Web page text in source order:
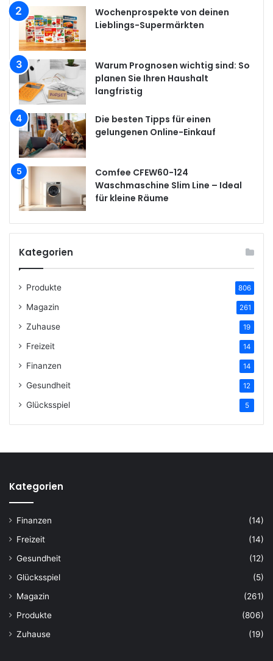
Wochenprospekte von deinen
Lieblings-Supermärkten
Warum Prognosen wichtig sind: So
planen Sie Ihren Haushalt
langfristig
Die besten Tipps für einen
gelungenen Online-Einkauf
Comfee CFEW60-124
Waschmaschine Slim Line – Ideal
für kleine Räume
Kategorien
Produkte 806
Magazin 261
Zuhause 19
Freizeit 14
Finanzen 14
Gesundheit 12
Glücksspiel 5
Kategorien
Finanzen
(14)
Freizeit
(14)
Gesundheit
(12)
Glücksspiel
(5)
Magazin
(261)
Produkte
(806)
Zuhause
(19)